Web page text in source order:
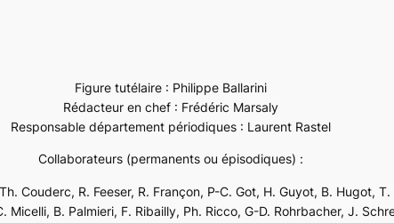
Figure tutélaire : Philippe Ballarini
Rédacteur en chef : Frédéric Marsaly
Responsable département périodiques : Laurent Rastel
Collaborateurs (permanents ou épisodiques) :
Couderc, R. Feeser, R. Françon, P-C. Got, H. Guyot, B. Hugot,
Micelli, B. Palmieri, F. Ribailly, Ph. Ricco, G-D. Rohrbacher, J.